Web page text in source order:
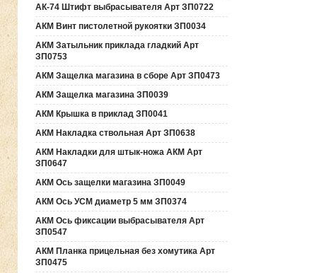
АК-74 Штифт выбрасывателя Арт ЗП0722
АКМ Винт пистолетной рукоятки ЗП0034
АКМ Затыльник приклада гладкий Арт
ЗП0753
АКМ Защелка магазина в сборе Арт ЗП0473
АКМ Защелка магазина ЗП0039
АКМ Крышка в приклад ЗП0041
АКМ Накладка ствольная Арт ЗП0638
АКМ Накладки для штык-ножа АКМ Арт
ЗП0647
АКМ Ось защелки магазина ЗП0049
АКМ Ось УСМ диаметр 5 мм ЗП0374
АКМ Ось фиксации выбрасывателя Арт
ЗП0547
АКМ Планка прицельная без хомутика Арт
ЗП0475